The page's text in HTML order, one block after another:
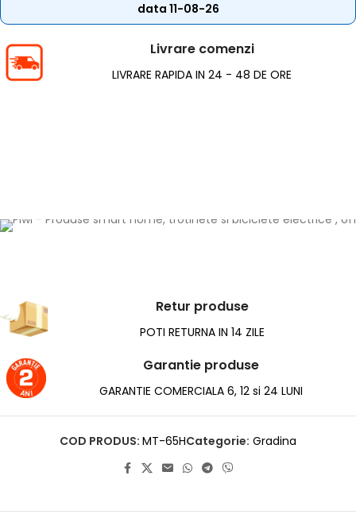
data 11-08-26
Livrare comenzi
LIVRARE RAPIDA IN 24 - 48 DE ORE
Retur produse
POTI RETURNA IN 14 ZILE
Garantie produse
GARANTIE COMERCIALA 6, 12 si 24 LUNI
COD PRODUS: MT-65HCategorie: Gradina